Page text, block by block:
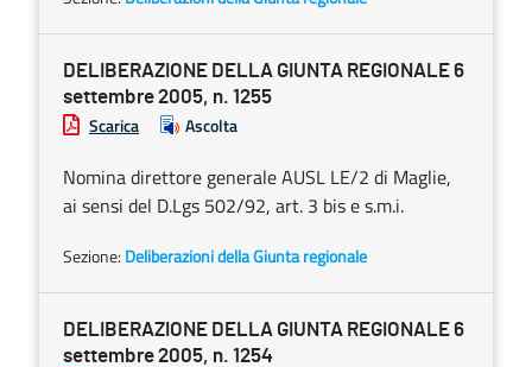
DELIBERAZIONE DELLA GIUNTA REGIONALE 6
settembre 2005, n. 1255
Scarica Ascolta
Nomina direttore generale AUSL LE/2 di Maglie,
ai sensi del D.Lgs 502/92, art. 3 bis e s.m.i.
Sezione: Deliberazioni della Giunta regionale
DELIBERAZIONE DELLA GIUNTA REGIONALE 6
settembre 2005, n. 1254